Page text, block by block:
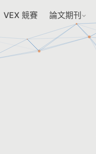
VEX 競賽 論文期刊